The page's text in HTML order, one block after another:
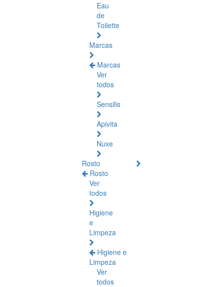
Eau
de
Toilette
Marcas
Marcas
Ver
todos
Sensilis
Apivita
Nuxe
Rosto
Rosto
Ver
todos
Higiene
e
Limpeza
Higiene e
Limpeza
Ver
todos